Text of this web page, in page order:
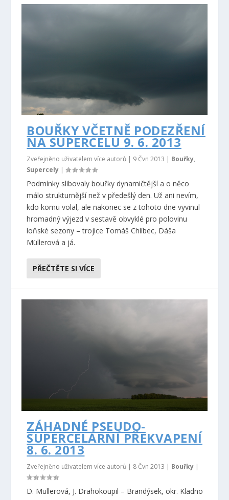
BOUŘKY VČETNĚ PODEZŘENÍ
NA SUPERCELU 9. 6. 2013
Zveřejněno uživatelem více autorů | 9 Čvn 2013 Bouřky,
Supercely |
Podmínky slibovaly bouřky dynamičtější a o něco
málo strukturnější než v předešlý den. Už ani nevím,
kdo komu volal, ale nakonec se z tohoto dne vyvinul
hromadný výjezd v sestavě obvyklé pro polovinu
loňské sezony – trojice Tomáš Chlíbec, Dáša
Müllerová a já.
PŘEČTĚTE SI VÍCE
ZÁHADNÉ PSEUDO-
SUPERCELÁRNÍ PŘEKVAPENÍ
8. 6. 2013
Zveřejněno uživatelem více autorů | 8 Čvn 2013 | Bouřky |
D. Müllerová, J. Drahokoupil – Brandýsek, okr. Kladno